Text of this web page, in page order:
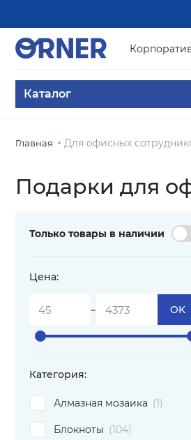
Каталог
Главная Для офисных
Подарки для
Только товары в наличии
Цена:
- OK
Категория:
Алмазная мозаика (1)
Блокноты (104)